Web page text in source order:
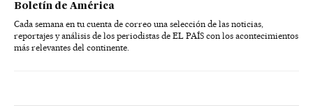
Boletín de América
Cada semana en tu cuenta de correo una selección de las noticias,
reportajes y análisis de los periodistas de EL PAÍS con los acontecimientos
más relevantes del continente.